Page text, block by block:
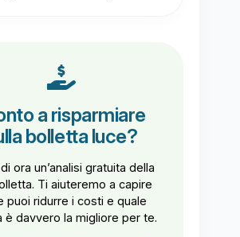
a risparmiare
bolletta luce?
ora un’analisi gratuita della
Ti aiuteremo a capire
puoi ridurre i costi e quale
è davvero la migliore per te.